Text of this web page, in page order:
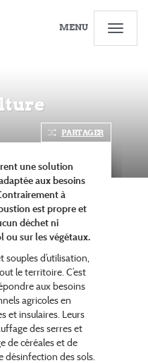
MENU
PARTAGER
une solution
aux besoins
à
est propre et
déchet ni
ou sur les végétaux.
d’utilisation,
le territoire. C’est
aux besoins
agricoles en
et insulaires. Leurs
des serres et
de céréales et de
désinfection des sols.